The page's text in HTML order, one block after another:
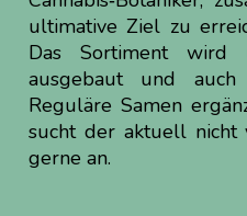
ultimative Ziel zu
Das Sortiment
ausgebaut und
Reguläre Samen
sucht der aktuell
gerne an.